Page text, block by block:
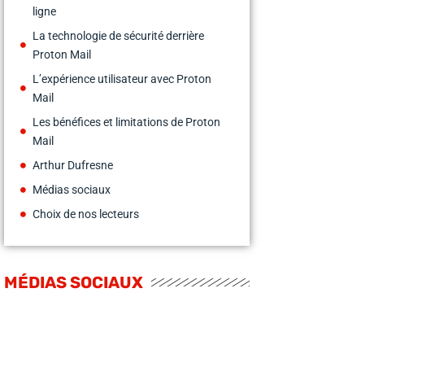
ligne
La technologie de sécurité derrière
Proton Mail
L’expérience utilisateur avec Proton
Mail
Les bénéfices et limitations de Proton
Mail
Arthur Dufresne
Médias sociaux
Choix de nos lecteurs
MÉDIAS SOCIAUX